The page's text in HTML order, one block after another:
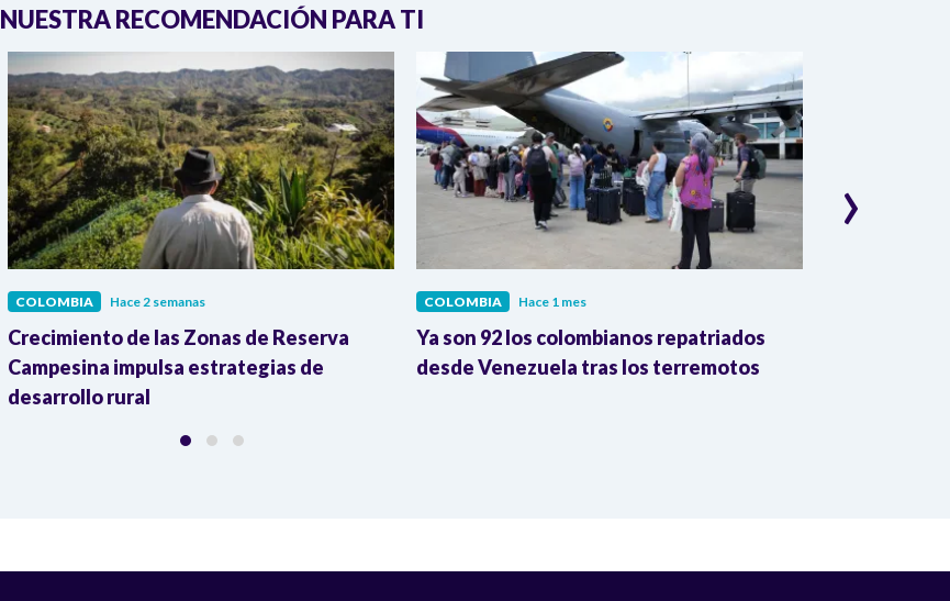
NUESTRA RECOMENDACIÓN PARA TI
COLOMBIA Hace 2 semanas
Crecimiento de las Zonas de Reserva
Campesina impulsa estrategias de
desarrollo rural
COLOMBIA Hace 1 mes
Ya son 92 los colombianos repatriados
desde Venezuela tras los terremotos
›